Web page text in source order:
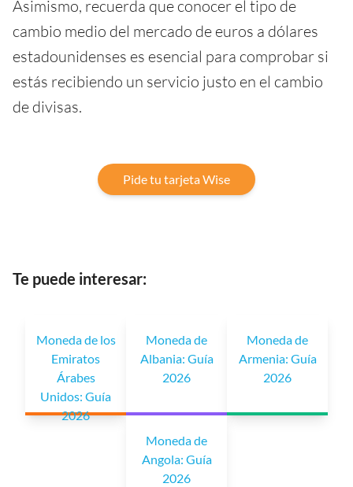
Asimismo, recuerda que conocer el tipo de
cambio medio del mercado de euros a dólares
estadounidenses es esencial para comprobar si
estás recibiendo un servicio justo en el cambio
de divisas.
Pide tu tarjeta Wise
Te puede interesar:
Moneda de los
Emiratos
Árabes
Unidos: Guía
2026
Moneda de
Albania: Guía
2026
Moneda de
Armenia: Guía
2026
Moneda de
Angola: Guía
2026